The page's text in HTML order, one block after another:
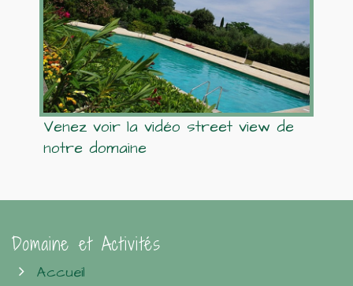
Venez voir la vidéo street view de
notre domaine
Domaine et Activités
Accueil